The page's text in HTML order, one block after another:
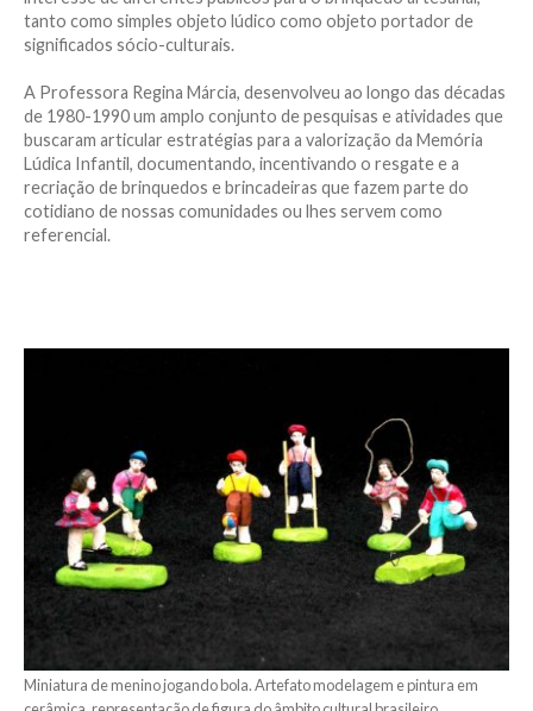
tanto como simples objeto lúdico como objeto portador de
significados sócio-culturais.
A Professora Regina Márcia, desenvolveu ao longo das décadas
de 1980-1990 um amplo conjunto de pesquisas e atividades que
buscaram articular estratégias para a valorização da Memória
Lúdica Infantil, documentando, incentivando o resgate e a
recriação de brinquedos e brincadeiras que fazem parte do
cotidiano de nossas comunidades ou lhes servem como
referencial.
Miniatura de menino jogando bola. Artefato modelagem e pintura em